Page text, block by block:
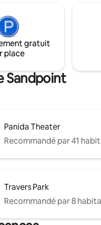
d'un
d'un
Détendez-vous
bord du lac, en
et la montagne.
le Schweitzer
en fait
gratuit
place
Sandpoint
Panida Theater
Recommandé par 41
Travers Park
Recommandé par 8